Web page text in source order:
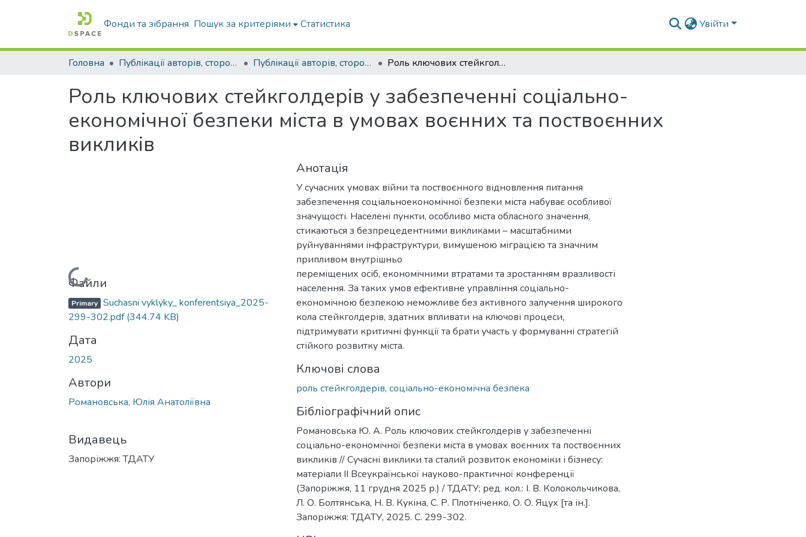
Фонди та зібрання Пошук за критеріями Статистика Увійти
Головна Публікації авторів, сторонніх університету Публікації авторів, сторонніх університету Роль ключових стейкголдерів у забезпеченні соціально-економічної безпеки міста в умовах воєнних та поствоєнних викликів
Роль ключових стейкголдерів у забезпеченні соціально-
економічної безпеки міста в умовах воєнних та поствоєнних
викликів
Вантажиться...
Файли
Primary Suchasni vyklyky_ konferentsiya_2025-
299-302.pdf(344.74 KB)
Дата
2025
Автори
Романовська, Юлія Анатоліївна
Видавець
Запоріжжя: ТДАТУ
Анотація
У сучасних умовах війни та поствоєнного відновлення питання
забезпечення соціальноекономічної безпеки міста набуває особливої
значущості. Населені пункти, особливо міста обласного значення,
стикаються з безпрецедентними викликами – масштабними
руйнуваннями інфраструктури, вимушеною міграцією та значним
припливом внутрішньо
переміщених осіб, економічними втратами та зростанням вразливості
населення. За таких умов ефективне управління соціально-
економічною безпекою неможливе без активного залучення широкого
кола стейкголдерів, здатних впливати на ключові процеси,
підтримувати критичні функції та брати участь у формуванні стратегій
стійкого розвитку міста.
Ключові слова
роль стейкголдерів, соціально-економічна безпека
Бібліографічний опис
Романовська Ю. А. Роль ключових стейкголдерів у забезпеченні
соціально-економічної безпеки міста в умовах воєнних та поствоєнних
викликів // Сучасні виклики та сталий розвиток економіки і бізнесу:
матеріали IІ Всеукраїнської науково-практичної конференції
(Запоріжжя, 11 грудня 2025 р.) / ТДАТУ; ред. кол.: І. В. Колокольчикова,
Л. О. Болтянська, Н. В. Кукіна, С. Р. Плотніченко, О. О. Яцух [та ін.].
Запоріжжя: ТДАТУ, 2025. С. 299-302.